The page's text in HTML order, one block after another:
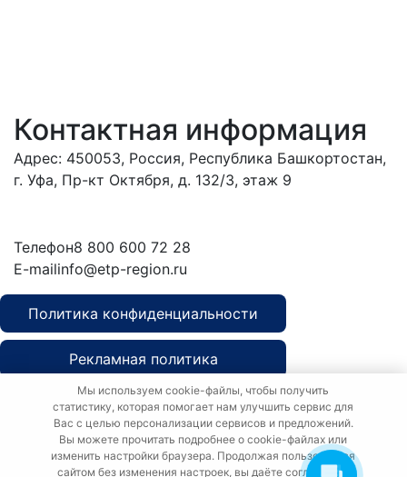
Мы используем cookie-файлы, чтобы получить
статистику, которая помогает нам улучшить сервис для
Вас с целью персонализации сервисов и предложений.
Вы можете прочитать подробнее о cookie-файлах или
изменить настройки браузера. Продолжая пользоваться
сайтом без изменения настроек, вы даёте согласие на
Контактная информация
Адрес: 450053, Россия, Республика Башкортостан,
г. Уфа, Пр-кт Октября, д. 132/3, этаж 9
Телефон8 800 600 72 28
E-mailinfo@etp-region.ru
Политика конфиденциальности
Рекламная политика
Политика о персональных данных